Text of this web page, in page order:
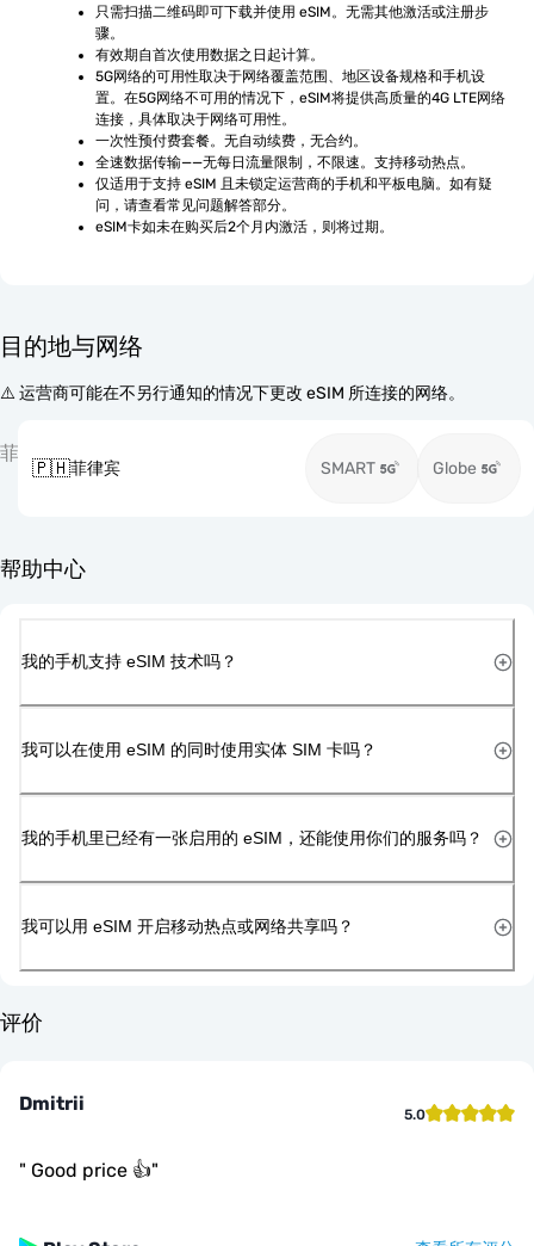
只需扫描二维码即可下载并使用 eSIM。无需其他激活或注册步
骤。
有效期自首次使用数据之日起计算。
5G网络的可用性取决于网络覆盖范围、地区设备规格和手机设
置。在5G网络不可用的情况下，eSIM将提供高质量的4G LTE网络
连接，具体取决于网络可用性。
一次性预付费套餐。无自动续费，无合约。
全速数据传输——无每日流量限制，不限速。支持移动热点。
仅适用于支持 eSIM 且未锁定运营商的手机和平板电脑。如有疑
问，请查看常见问题解答部分。
eSIM卡如未在购买后2个月内激活，则将过期。
目的地与网络
⚠️ 运营商可能在不另行通知的情况下更改 eSIM 所连接的网络。
菲
🇵🇭菲律宾 SMART Globe
帮助中心
我的手机支持 eSIM 技术吗？
我可以在使用 eSIM 的同时使用实体 SIM 卡吗？
我的手机里已经有一张启用的 eSIM，还能使用你们的服务吗？
我可以用 eSIM 开启移动热点或网络共享吗？
评价
Dmitrii 5.0
" Good price 👍"